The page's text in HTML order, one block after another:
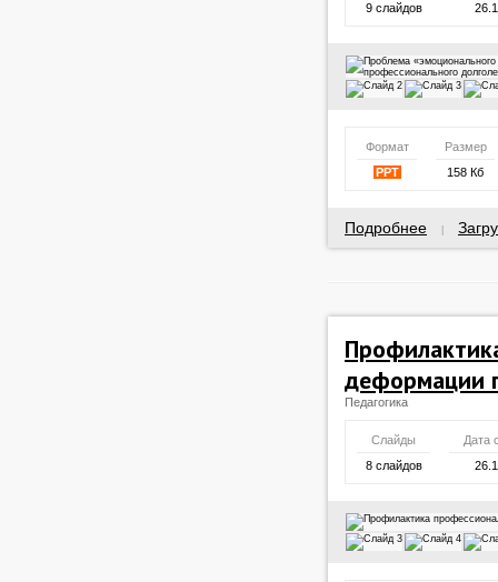
9 слайдов
Формат
Размер
PPT
158 Кб
Подробнее
деформации
Педагогика
Слайды
Дата
8 слайдов